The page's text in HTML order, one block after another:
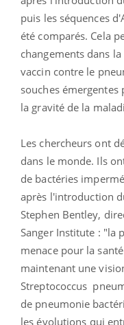
puis les séquences
été comparés. Cela
changements dans
vaccin contre le
souches
la gravité de la
Les chercheurs ont
dans le monde. Ils
de bactéries
après l'introduction
Stephen Bentley,
Sanger Institute : "la
menace pour la
maintenant une
Streptococcus
de pneumonie
les évolutions qui